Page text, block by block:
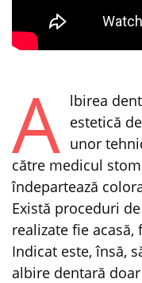
A lbirea
estetică
unor
către medicul
îndepartează
Există proceduri
realizate fie
Indicat este, însă,
albire dentară